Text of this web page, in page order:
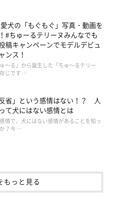
なくてもOK）
イバータオル／バスタオル
ブラシ、ラバーブラシ）
犬の「もぐもぐ」写真・動画を
#ちゅーるテリーヌみんなでも
稿キャンペーンでモデルデビュ
ンス！
～る」から誕生した「ちゅ～るテリー
じです …
省」という感情はない！？ 人
て犬にはない感情とは
情で、犬にはない感情があることを知っ
？今 …
もっと見る